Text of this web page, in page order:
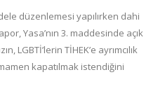
düzenlemesi yapılırken dahi
Yasa’nın 3. maddesinde açık
LGBTİ’lerin TİHEK’e ayrımcılık
kapatılmak istendiğini